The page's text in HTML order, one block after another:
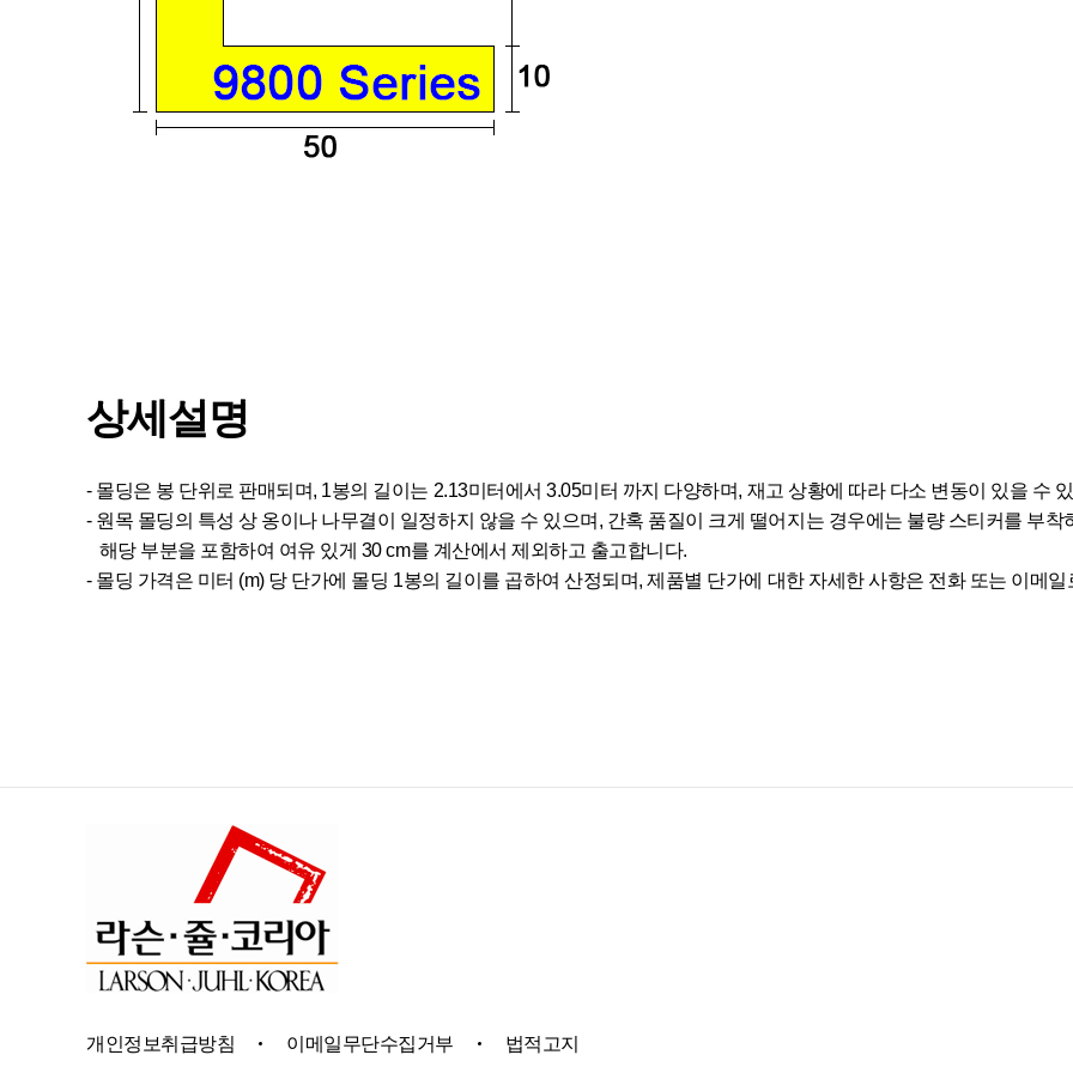
상세설명
- 몰딩은 봉 단위로 판매되며, 1봉의 길이는 2.13미터에서 3.05미터 까지 다양하며, 재고 상황에 따라 다소 변동이 있을 수
- 원목 몰딩의 특성 상 옹이나 나무결이 일정하지 않을 수 있으며, 간혹 품질이 크게 떨어지는 경우에는 불량 스티커를 부착
해당 부분을 포함하여 여유 있게 30 cm를 계산에서 제외하고 출고합니다.
- 몰딩 가격은 미터 (m) 당 단가에 몰딩 1봉의 길이를 곱하여 산정되며, 제품별 단가에 대한 자세한 사항은 전화 또는 이메
개인정보취급방침 이메일무단수집거부 법적고지